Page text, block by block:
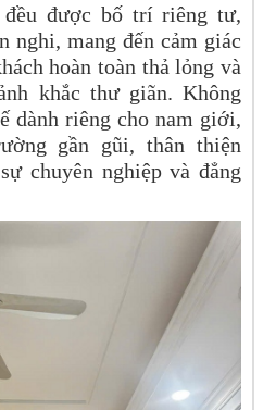
đều được bố trí riêng tư,
nghi, mang đến cảm giác
hoàn toàn thả lỏng và
khắc thư giãn. Không
dành riêng cho nam giới,
gần gũi, thân thiện
chuyên nghiệp và đẳng